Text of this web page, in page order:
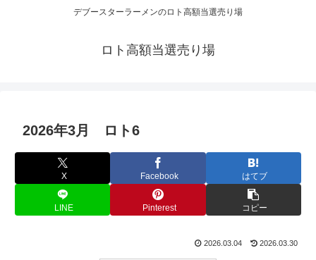
デブースターラーメンのロト高額当選売り場
ロト高額当選売り場
2026年3月 ロト6
X Facebook はてブ
LINE Pinterest コピー
2026.03.04 2026.03.30